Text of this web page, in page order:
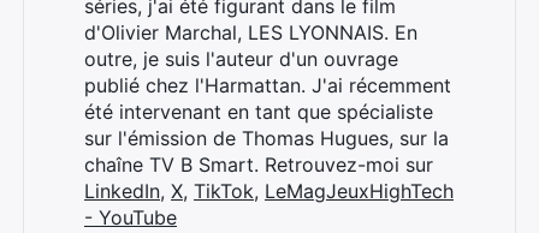
séries, j'ai été figurant dans le film
d'Olivier Marchal, LES LYONNAIS. En
outre, je suis l'auteur d'un ouvrage
publié chez l'Harmattan. J'ai récemment
été intervenant en tant que spécialiste
sur l'émission de Thomas Hugues, sur la
chaîne TV B Smart. Retrouvez-moi sur
LinkedIn, X, TikTok, LeMagJeuxHighTech
- YouTube